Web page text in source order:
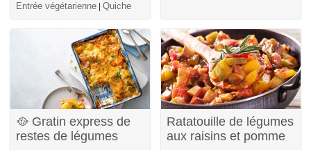
Entrée végétarienne Quiche
🥘 Gratin express de
restes de légumes
Ratatouille de légumes
aux raisins et pomme